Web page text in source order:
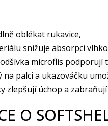
oblékat rukavice,
snižuje absorpci
microflis podporují
palci a ukazováčku
zlepšují úchop a
O